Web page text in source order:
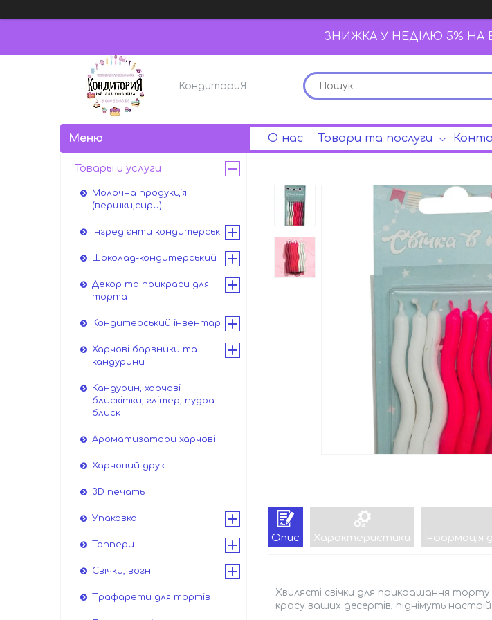
ЗНИЖКА У НЕДІЛЮ 5% НА
КондиториЯ
О нас Товари та послуги
Опис Характеристики Інформація
Хвилясті свічки для прикрашання
красу ваших десертів, піднімуть
Товары и услуги
Молочна продукція
(вершки,сири)
Інгредієнти кондитерські
Шоколад-кондитерський
Декор та прикраси для
торта
Кондитерський інвентар
Харчові барвники та
кандурини
Кандурин, харчові
блискітки, глітер, пудра -
блиск
Ароматизатори харчові
Харчовий друк
3D печать
Упаковка
Топпери
Свічки, вогні
Трафарети для тортів